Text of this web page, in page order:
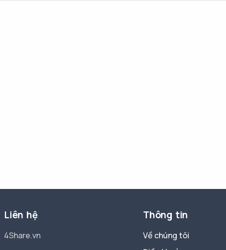
Liên hệ
4Share.vn
Thông tin
Về chúng tôi